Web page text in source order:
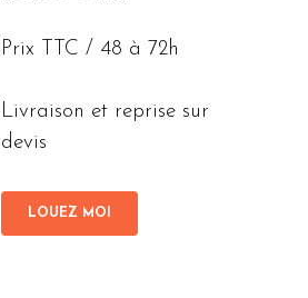
était :
Prix TTC / 48 à 72h
Livraison et reprise sur
devis
LOUEZ MOI